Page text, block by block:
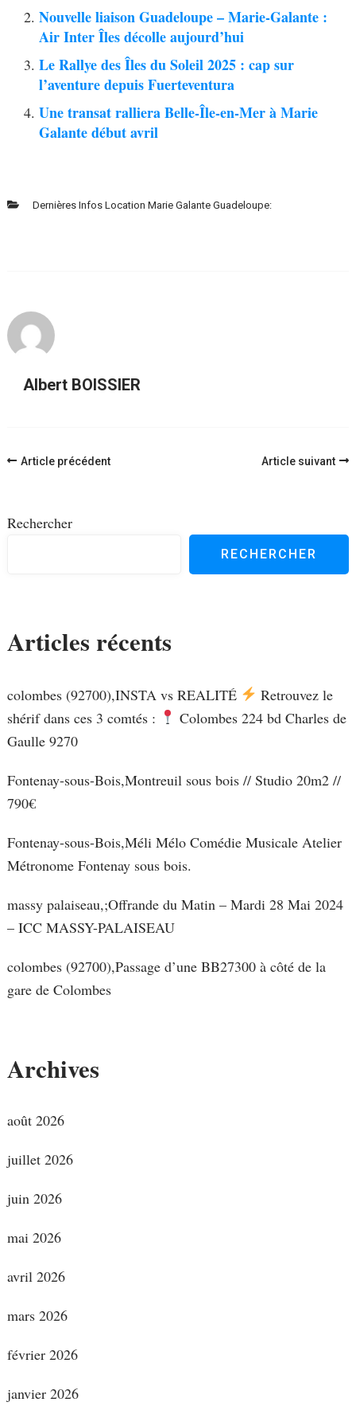
Nouvelle liaison Guadeloupe – Marie-Galante :
Air Inter Îles décolle aujourd’hui
Le Rallye des Îles du Soleil 2025 : cap sur
l’aventure depuis Fuerteventura
Une transat ralliera Belle-Île-en-Mer à Marie
Galante début avril
Dernières Infos Location Marie Galante Guadeloupe:
Albert BOISSIER
Navigation
Article précédent Article suivant
Rechercher
RECHERCHER
Articles récents
colombes (92700),INSTA vs REALITÉ
Retrouvez le
shérif dans ces 3 comtés :
Colombes 224 bd Charles de
Gaulle 9270
Fontenay-sous-Bois,Montreuil sous bois // Studio 20m2 //
790€
Fontenay-sous-Bois,Méli Mélo Comédie Musicale Atelier
Métronome Fontenay sous bois.
massy palaiseau,;Offrande du Matin – Mardi 28 Mai 2024
– ICC MASSY-PALAISEAU
colombes (92700),Passage d’une BB27300 à côté de la
gare de Colombes
Archives
août 2026
juillet 2026
juin 2026
mai 2026
avril 2026
mars 2026
février 2026
janvier 2026